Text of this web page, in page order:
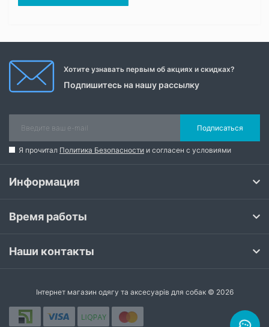
Хотите узнавать первым об акциях и скидках?
Подпишитесь на нашу рассылку
Подписаться
Я прочитал Политика Безопасности и согласен с условиями
Информация
Время работы
Наши контакты
Інтернет магазин одягу та аксесуарів для собак © 2026